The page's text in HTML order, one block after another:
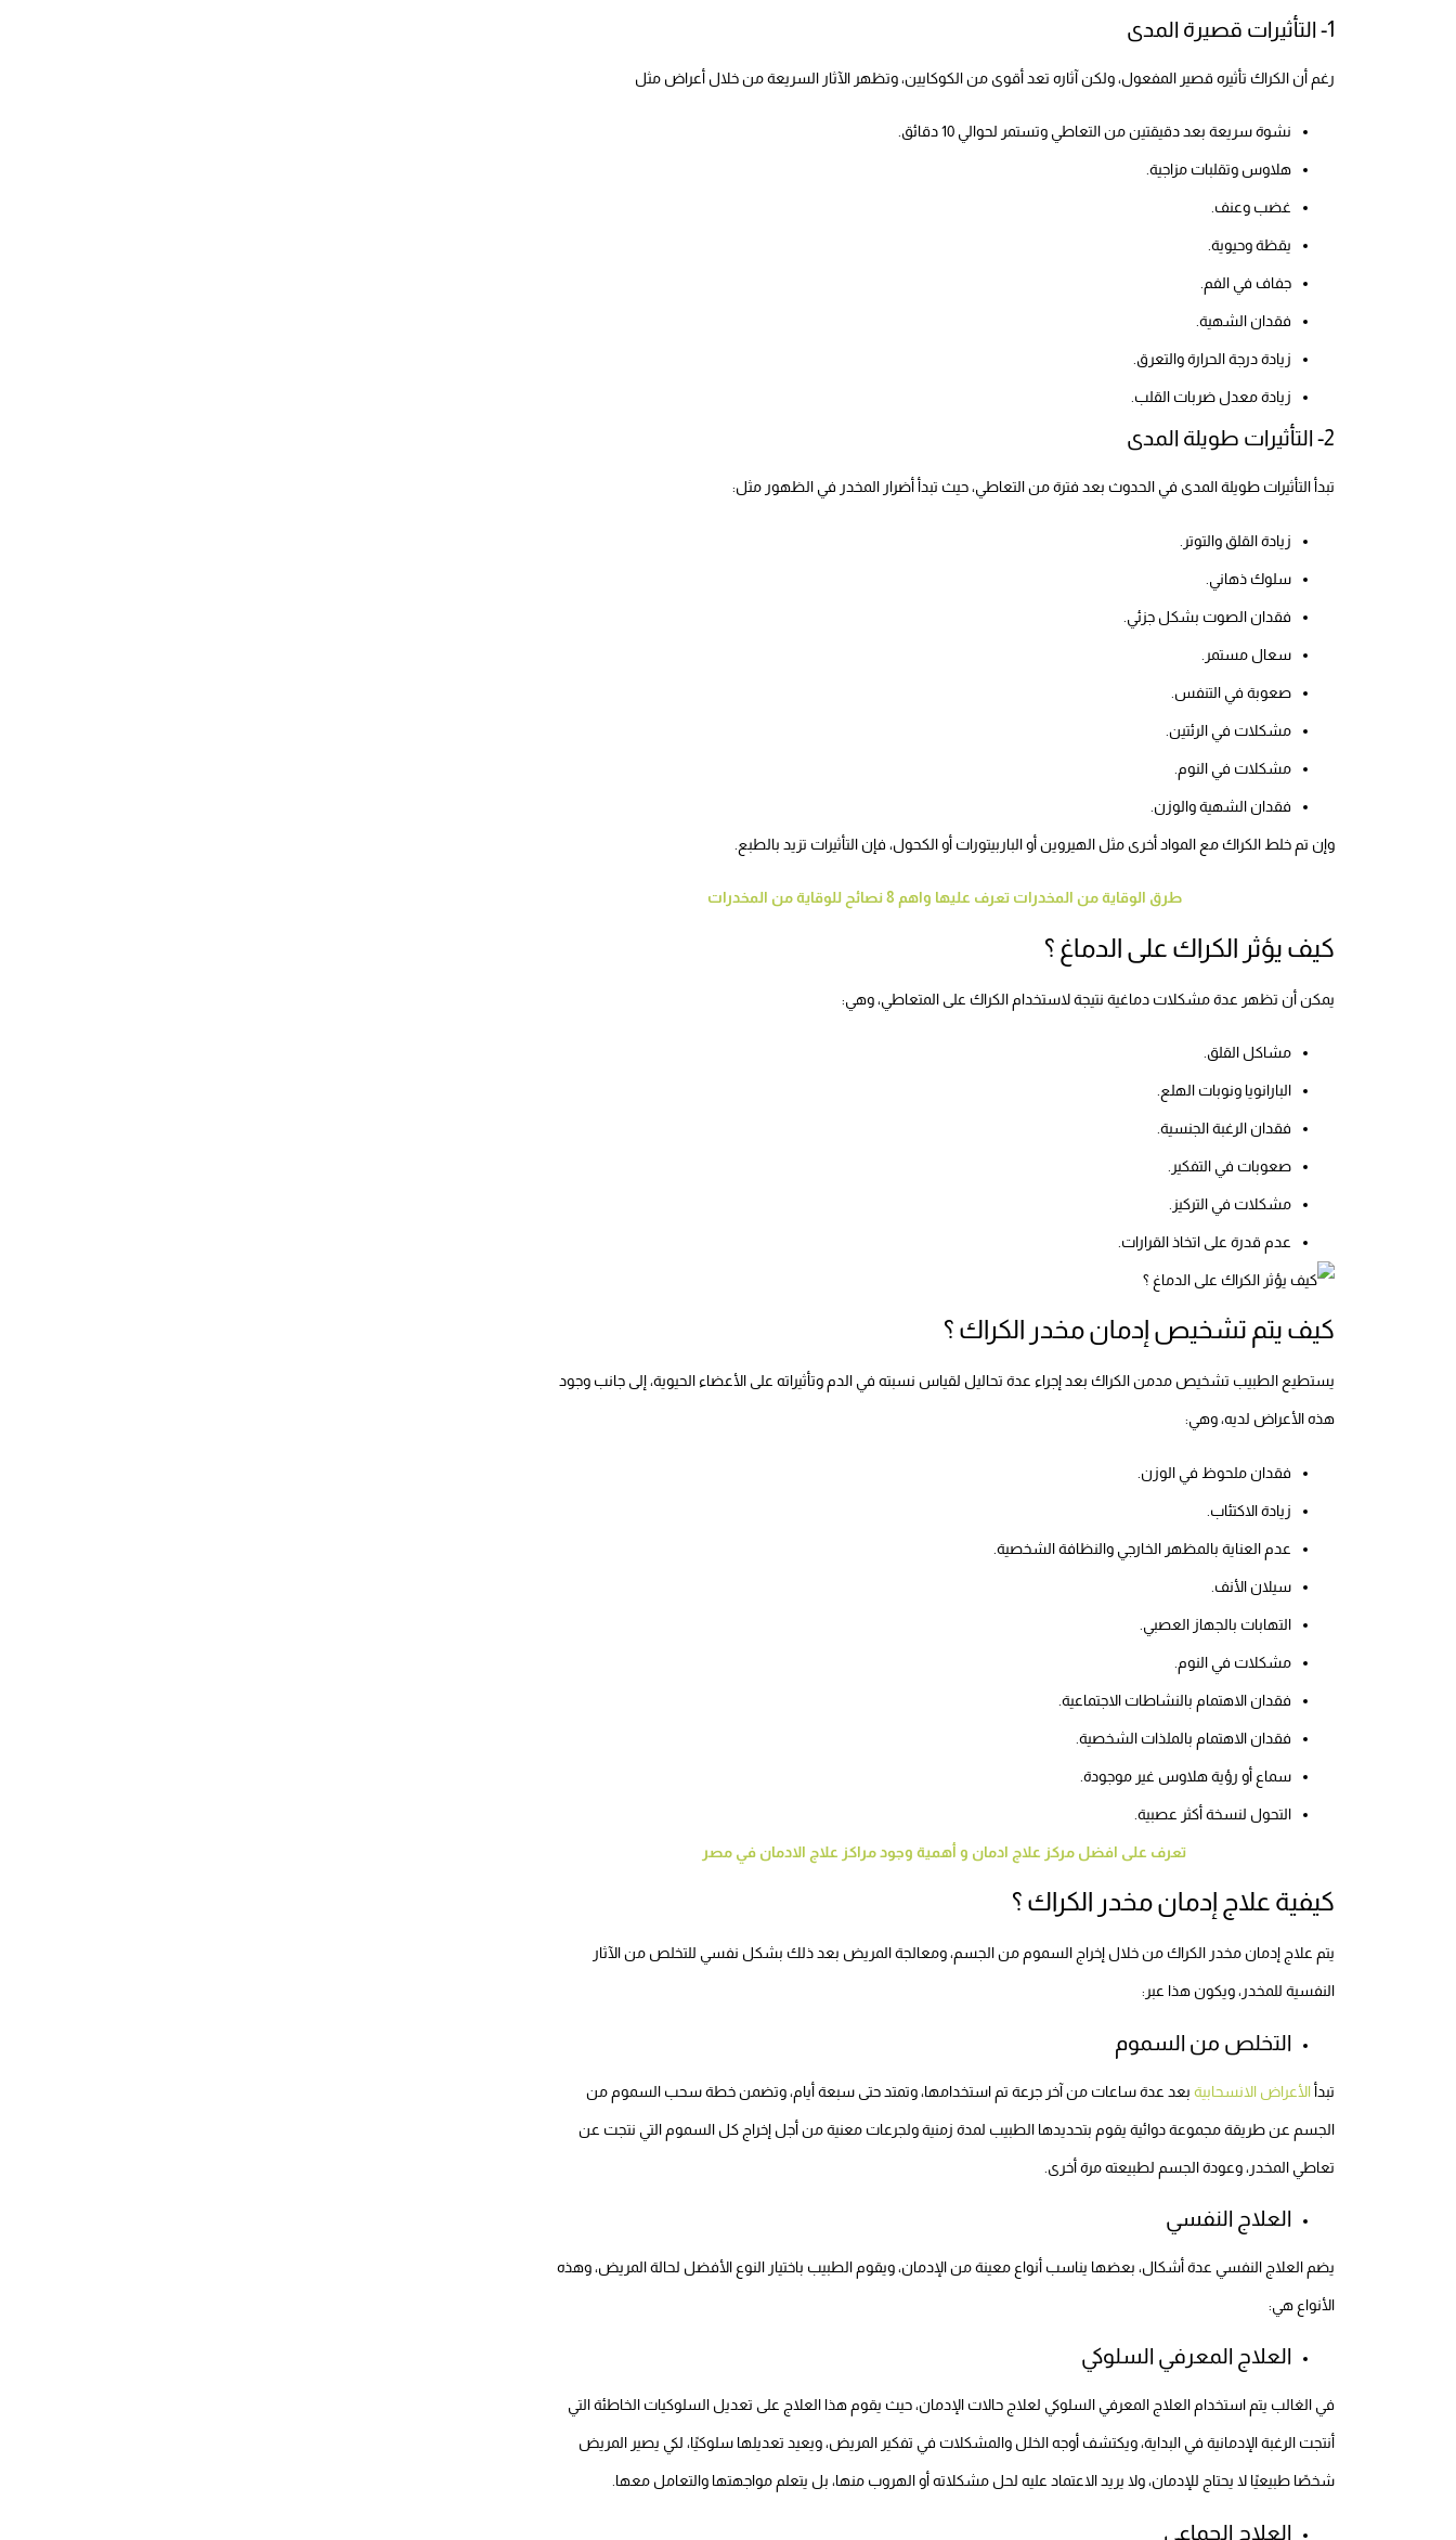
1- التأثيرات قصيرة المدى
رغم أن الكراك تأثيره قصير المفعول، ولكن آثاره تعد أقوى من الكوكايين، وتظهر الآثار السريعة من خلال أعراض مثل
نشوة سريعة بعد دقيقتين من التعاطي وتستمر لحوالي 10 دقائق.
هلاوس وتقلبات مزاجية.
غضب وعنف.
يقظة وحيوية.
جفاف في الفم.
فقدان الشهية.
زيادة درجة الحرارة والتعرق.
زيادة معدل ضربات القلب.
2- التأثيرات طويلة المدى
تبدأ التأثيرات طويلة المدى في الحدوث بعد فترة من التعاطي، حيث تبدأ أضرار المخدر في الظهور مثل:
زيادة القلق والتوتر.
سلوك ذهاني.
فقدان الصوت بشكل جزئي.
سعال مستمر.
صعوبة في التنفس.
مشكلات في الرئتين.
مشكلات في النوم.
فقدان الشهية والوزن.
وإن تم خلط الكراك مع المواد أخرى مثل الهيروين أو الباربيتورات أو الكحول، فإن التأثيرات تزيد بالطبع.
طرق الوقاية من المخدرات تعرف عليها واهم 8 نصائح للوقاية من المخدرات
كيف يؤثر الكراك على الدماغ ؟
يمكن أن تظهر عدة مشكلات دماغية نتيجة لاستخدام الكراك على المتعاطي، وهي:
مشاكل القلق.
البارانويا ونوبات الهلع.
فقدان الرغبة الجنسية.
صعوبات في التفكير.
مشكلات في التركيز.
عدم قدرة على اتخاذ القرارات.
كيف يتم تشخيص إدمان مخدر الكراك ؟
يستطيع الطبيب تشخيص مدمن الكراك بعد إجراء عدة تحاليل لقياس نسبته في الدم وتأثيراته على الأعضاء الحيوية، إلى جانب وجود
هذه الأعراض لديه، وهي:
فقدان ملحوظ في الوزن.
زيادة الاكتئاب.
عدم العناية بالمظهر الخارجي والنظافة الشخصية.
سيلان الأنف.
التهابات بالجهاز العصبي.
مشكلات في النوم.
فقدان الاهتمام بالنشاطات الاجتماعية.
فقدان الاهتمام بالملذات الشخصية.
سماع أو رؤية هلاوس غير موجودة.
التحول لنسخة أكثر عصبية.
تعرف على افضل مركز علاج ادمان و أهمية وجود مراكز علاج الادمان في مصر
كيفية علاج إدمان مخدر الكراك ؟
يتم علاج إدمان مخدر الكراك من خلال إخراج السموم من الجسم، ومعالجة المريض بعد ذلك بشكل نفسي للتخلص من الآثار
النفسية للمخدر، ويكون هذا عبر:
التخلص من السموم
تبدأالأعراض الانسحابية بعد عدة ساعات من آخر جرعة تم استخدامها، وتمتد حتى سبعة أيام، وتضمن خطة سحب السموم من
الجسم عن طريقة مجموعة دوائية يقوم بتحديدها الطبيب لمدة زمنية ولجرعات معنية من أجل إخراج كل السموم التي نتجت عن
تعاطي المخدر، وعودة الجسم لطبيعته مرة أخرى.
العلاج النفسي
يضم العلاج النفسي عدة أشكال، بعضها يناسب أنواع معينة من الإدمان، ويقوم الطبيب باختيار النوع الأفضل لحالة المريض، وهذه
الأنواع هي:
العلاج المعرفي السلوكي
في الغالب يتم استخدام العلاج المعرفي السلوكي لعلاج حالات الإدمان، حيث يقوم هذا العلاج على تعديل السلوكيات الخاطئة التي
أنتجت الرغبة الإدمانية في البداية، ويكتشف أوجه الخلل والمشكلات في تفكير المريض، ويعيد تعديلها سلوكيًا، لكي يصير المريض
شخصًا طبيعيًا لا يحتاج للإدمان، ولا يريد الاعتماد عليه لحل مشكلاته أو الهروب منها، بل يتعلم مواجهتها والتعامل معها.
العلاج الجماعي